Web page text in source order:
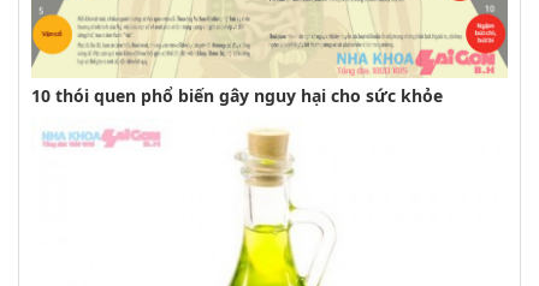
10 thói quen phổ biến gây nguy hại cho sức khỏe